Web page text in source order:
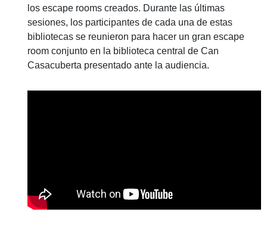
los escape rooms creados. Durante las últimas
sesiones, los participantes de cada una de estas
bibliotecas se reunieron para hacer un gran escape
room conjunto en la biblioteca central de Can
Casacuberta presentado ante la audiencia.